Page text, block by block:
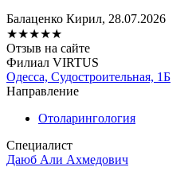
Балаценко Кирил, 28.07.2026
★★★★★
Отзыв на сайте
Филиал VIRTUS
Одесса, Судостроительная, 1Б
Направление
Отоларингология
Специалист
Даюб Али Ахмедович